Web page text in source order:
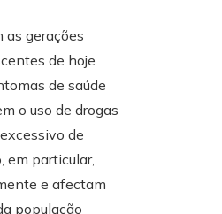
as gerações
de hoje
de saúde
o uso de drogas
de
em particular,
e afectam
população